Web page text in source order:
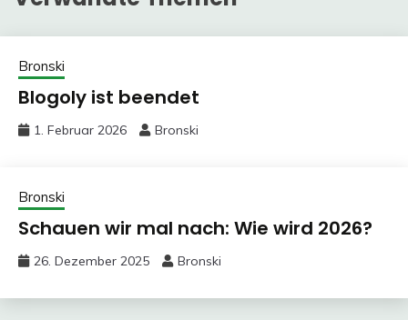
Bronski
Blogoly ist beendet
1. Februar 2026 Bronski
Bronski
Schauen wir mal nach: Wie wird 2026?
26. Dezember 2025 Bronski